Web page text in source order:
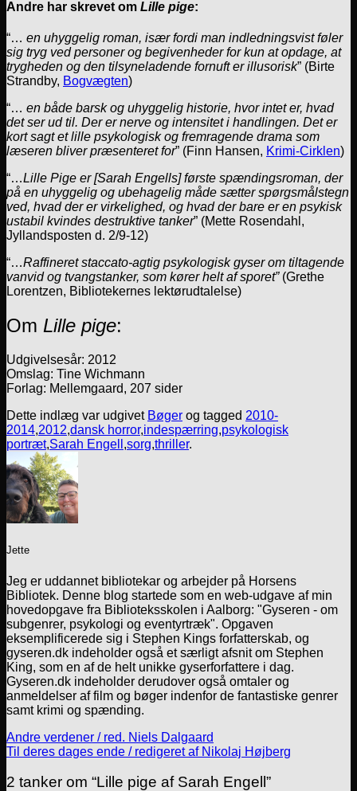
Andre har skrevet om Lille pige:
“… en uhyggelig roman, især fordi man indledningsvist føler
sig tryg ved personer og begivenheder for kun at opdage, at
trygheden og den tilsyneladende fornuft er illusorisk” (Birte
Strandby, Bogvægten)
“… en både barsk og uhyggelig historie, hvor intet er, hvad
det ser ud til. Der er nerve og intensitet i handlingen. Det er
kort sagt et lille psykologisk og fremragende drama som
læseren bliver præsenteret for” (Finn Hansen, Krimi-Cirklen)
“…Lille Pige er [Sarah Engells] første spændingsroman, der
på en uhyggelig og ubehagelig måde sætter spørgsmålstegn
ved, hvad der er virkelighed, og hvad der bare er en psykisk
ustabil kvindes destruktive tanker” (Mette Rosendahl,
Jyllandsposten d. 2/9-12)
“…Raffineret staccato-agtig psykologisk gyser om tiltagende
vanvid og tvangstanker, som kører helt af sporet” (Grethe
Lorentzen, Bibliotekernes lektørudtalelse)
Om Lille pige:
Udgivelsesår: 2012
Omslag: Tine Wichmann
Forlag: Mellemgaard, 207 sider
Dette indlæg var udgivet Bøger og tagged 2010-
2014,2012,dansk horror,indespærring,psykologisk
portræt,Sarah Engell ,sorg,thriller.
Jette
Jeg er uddannet bibliotekar og arbejder på Horsens
Bibliotek. Denne blog startede som en web-udgave af min
hovedopgave fra Biblioteksskolen i Aalborg: "Gyseren - om
subgenrer, psykologi og eventyrtræk". Opgaven
eksemplificerede sig i Stephen Kings forfatterskab, og
gyseren.dk indeholder også et særligt afsnit om Stephen
King, som en af de helt unikke gyserforfattere i dag.
Gyseren.dk indeholder derudover også omtaler og
anmeldelser af film og bøger indenfor de fantastiske genrer
samt krimi og spænding.
Andre verdener / red. Niels Dalgaard
Til deres dages ende / redigeret af Nikolaj Højberg
2 tanker om “Lille pige af Sarah Engell ”